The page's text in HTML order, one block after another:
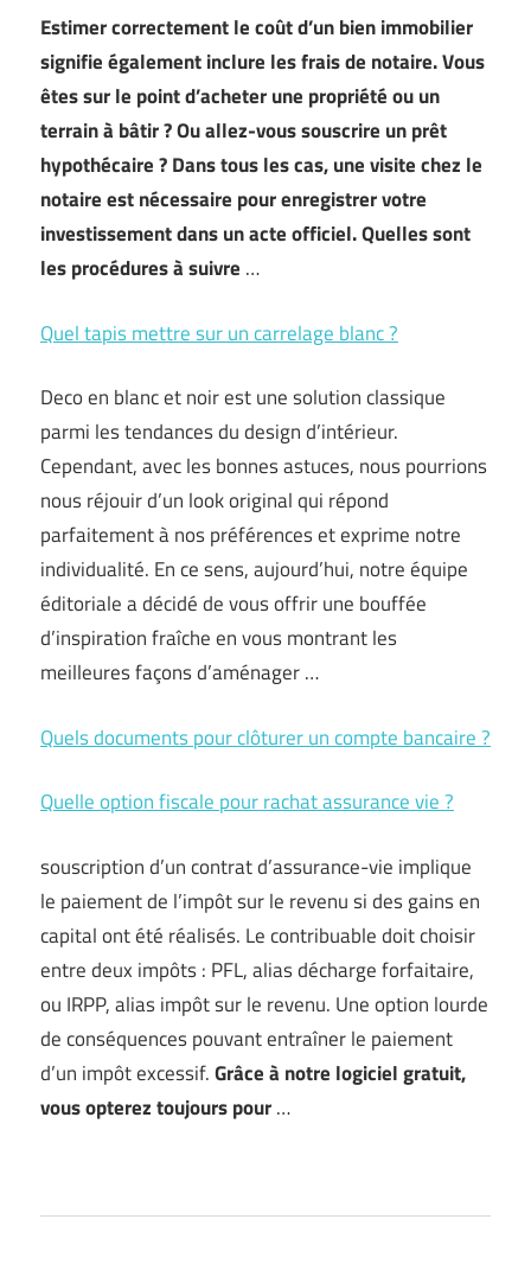
Estimer correctement le coût d’un bien immobilier
signifie également inclure les frais de notaire. Vous
êtes sur le point d’acheter une propriété ou un
terrain à bâtir ? Ou allez-vous souscrire un prêt
hypothécaire ? Dans tous les cas, une visite chez le
notaire est nécessaire pour enregistrer votre
investissement dans un acte officiel. Quelles sont
les procédures à suivre …
Quel tapis mettre sur un carrelage blanc ?
Deco en blanc et noir est une solution classique
parmi les tendances du design d’intérieur.
Cependant, avec les bonnes astuces, nous pourrions
nous réjouir d’un look original qui répond
parfaitement à nos préférences et exprime notre
individualité. En ce sens, aujourd’hui, notre équipe
éditoriale a décidé de vous offrir une bouffée
d’inspiration fraîche en vous montrant les
meilleures façons d’aménager …
Quels documents pour clôturer un compte bancaire ?
Quelle option fiscale pour rachat assurance vie ?
souscription d’un contrat d’assurance-vie implique
le paiement de l’impôt sur le revenu si des gains en
capital ont été réalisés. Le contribuable doit choisir
entre deux impôts : PFL, alias décharge forfaitaire,
ou IRPP, alias impôt sur le revenu. Une option lourde
de conséquences pouvant entraîner le paiement
d’un impôt excessif.Grâce à notre logiciel gratuit,
vous opterez toujours pour…